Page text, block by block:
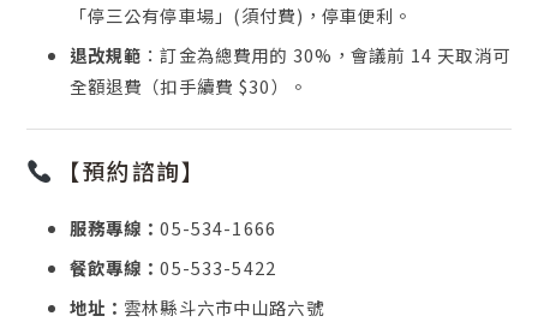
「停三公有停車場」(須付費)，停車便利。
退改規範 ：訂金為總費用的 30%，會議前 14 天取消可
全額退費（扣手續費 $30）。
【預約諮詢】
服務專線：05-534-1666
餐飲專線：05-533-5422
地址： 雲林縣斗六市中山路六號